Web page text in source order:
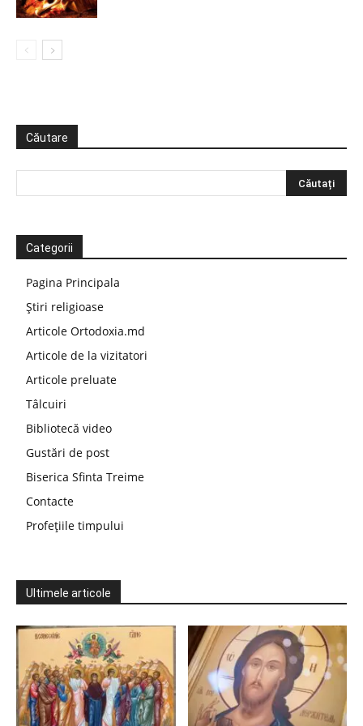
Căutare
Categorii
Pagina Principala
Știri religioase
Articole Ortodoxia.md
Articole de la vizitatori
Articole preluate
Tâlcuiri
Bibliotecă video
Gustări de post
Biserica Sfinta Treime
Contacte
Profețiile timpului
Ultimele articole